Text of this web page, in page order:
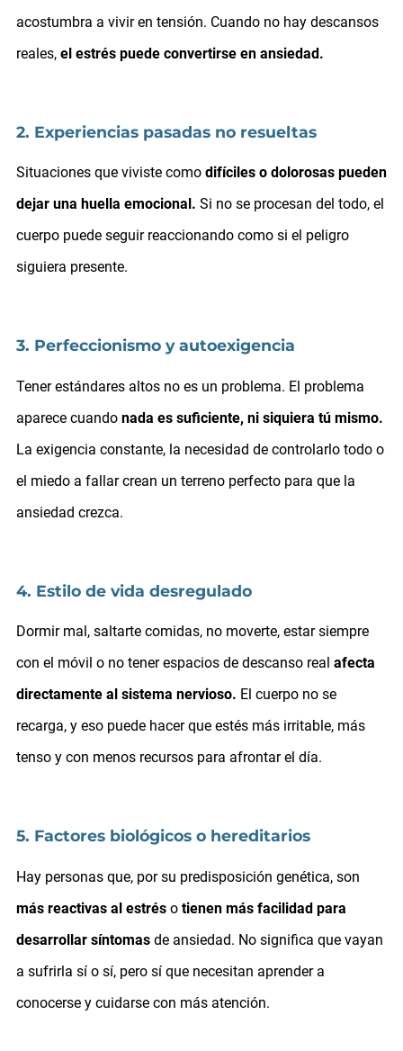
acostumbra a vivir en tensión. Cuando no hay descansos
reales, el estrés puede convertirse en ansiedad.
2. Experiencias pasadas no resueltas
Situaciones que viviste como difíciles o dolorosas pueden
dejar una huella emocional. Si no se procesan del todo, el
cuerpo puede seguir reaccionando como si el peligro
siguiera presente.
3. Perfeccionismo y autoexigencia
Tener estándares altos no es un problema. El problema
aparece cuando nada es suficiente, ni siquiera tú mismo.
La exigencia constante, la necesidad de controlarlo todo o
el miedo a fallar crean un terreno perfecto para que la
ansiedad crezca.
4. Estilo de vida desregulado
Dormir mal, saltarte comidas, no moverte, estar siempre
con el móvil o no tener espacios de descanso real afecta
directamente al sistema nervioso. El cuerpo no se
recarga, y eso puede hacer que estés más irritable, más
tenso y con menos recursos para afrontar el día.
5. Factores biológicos o hereditarios
Hay personas que, por su predisposición genética, son
más reactivas al estréso tienen más facilidad para
desarrollar síntomasde ansiedad. No significa que vayan
a sufrirla sí o sí, pero sí que necesitan aprender a
conocerse y cuidarse con más atención.